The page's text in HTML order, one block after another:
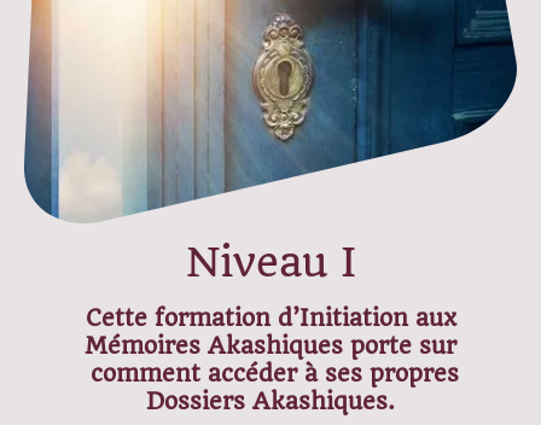
Niveau I
Cette formation d’Initiation aux
Mémoires Akashiques porte sur
comment accéder à ses propres
Dossiers Akashiques.